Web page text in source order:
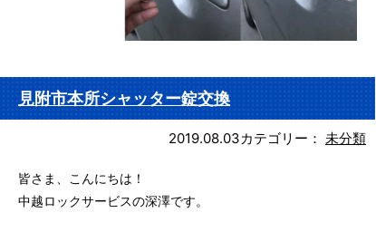
見附市本所シャッター錠交換
2019.08.03カテゴリー： 未分類
皆さま、こんにちは！
中越ロックサービスの深澤です。